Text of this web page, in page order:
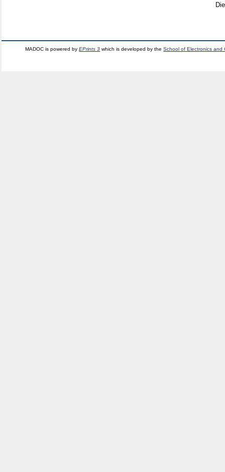
MADOC is powered byEPrints 3 which is developed by theSchool of Electronics and